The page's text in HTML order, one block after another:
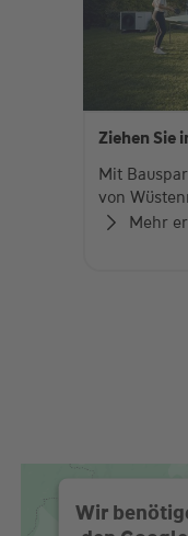
Ziehen Sie
Mit
von
Mehr
Wir